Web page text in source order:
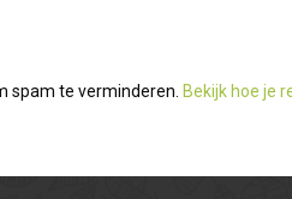
spam te verminderen. Bekijk hoe je